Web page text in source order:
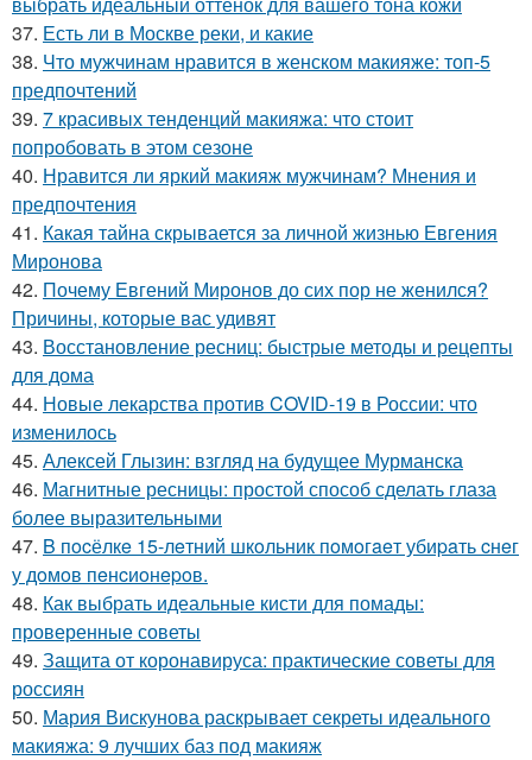
37. Есть ли в Москве реки, и какие
38. Что мужчинам нравится в женском макияже: топ-5
предпочтений
39. 7 красивых тенденций макияжа: что стоит
попробовать в этом сезоне
40. Нравится ли яркий макияж мужчинам? Мнения и
предпочтения
41. Какая тайна скрывается за личной жизнью Евгения
Миронова
42. Почему Евгений Миронов до сих пор не женился?
Причины, которые вас удивят
43. Восстановление ресниц: быстрые методы и рецепты
для дома
44. Новые лекарства против COVID-19 в России: что
изменилось
45. Алексей Глызин: взгляд на будущее Мурманска
46. Магнитные ресницы: простой способ сделать глаза
более выразительными
47. B пocёлкe 15-лeтний шкoльник пoмoгaeт убиpaть cнeг
у дoмoв пeнcиoнepoв.
48. Как выбрать идеальные кисти для помады:
проверенные советы
49. Защита от коронавируса: практические советы для
россиян
50. Мария Вискунова раскрывает секреты идеального
макияжа: 9 лучших баз под макияж